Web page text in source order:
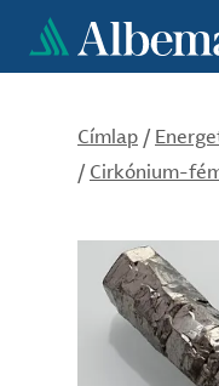
Ugrás
tartalomra
Címlap /
/ Cirkónium-